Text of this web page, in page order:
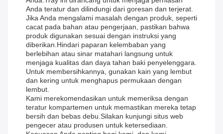
Anda teratur dan dilindungi dari goresan dan terjerat.
Jika Anda mengalami masalah dengan produk, seperti
cacat pada bahan atau pengerjaan, pastikan bahwa
produk digunakan sesuai dengan instruksi yang
diberikan.Hindari paparan kelembaban yang
berlebihan atau sinar matahari langsung untuk
menjaga kualitas dan daya tahan baki penyelenggara.
Untuk membersihkannya, gunakan kain yang lembut
dan kering untuk menghapus permukaan dengan
lembut.
Kami merekomendasikan untuk memeriksa dengan
teratur kompartemen untuk memastikan mereka tetap
bersih dan bebas debu.Silakan kunjungi situs web
pengecer atau produsen untuk ketersediaan.